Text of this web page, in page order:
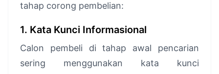
tahap corong pembelian:
1. Kata Kunci Informasional
Calon pembeli di tahap awal pencarian
sering menggunakan kata kunci